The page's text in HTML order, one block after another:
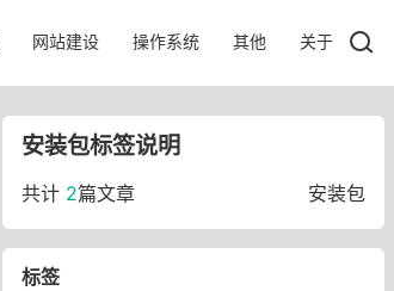
网站建设 操作系统 其他 关于
安装包标签说明
共计 2篇文章 安装包
标签